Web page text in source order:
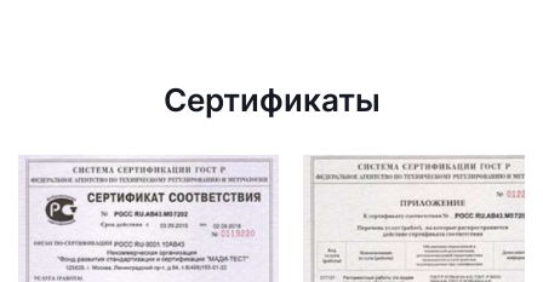
Сертификаты